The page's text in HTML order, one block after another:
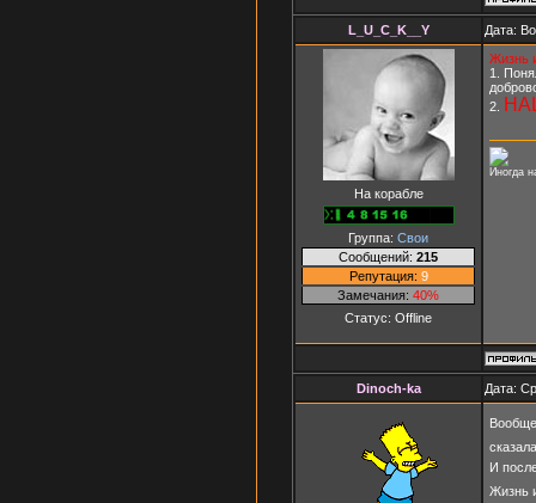
L_U_C_K__Y Дата:
На корабле
Группа: Свои
Сообщений: 215
Репутация: 9
Замечания: 40%
Статус: Offline
Жизнь
1.
2.
Иногда
Dinoch-ka Дата:
И
Жизнь